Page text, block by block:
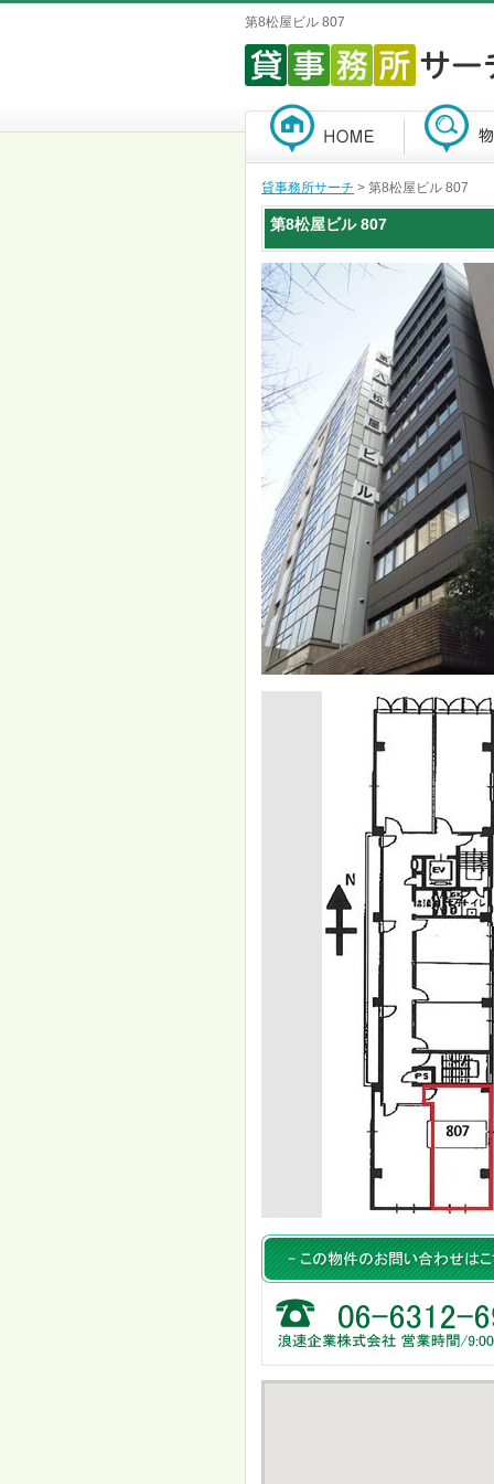
第8松屋ビル 807
貸事務所サーチ > 第8松屋ビル 807
第8松屋ビル807